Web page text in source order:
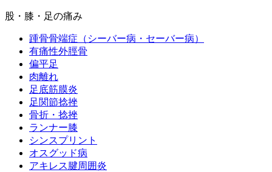
股・膝・足の痛み
踵骨骨端症（シーバー病・セーバー病）
有痛性外脛骨
偏平足
肉離れ
足底筋膜炎
足関節捻挫
骨折・捻挫
ランナー膝
シンスプリント
オスグッド病
アキレス腱周囲炎